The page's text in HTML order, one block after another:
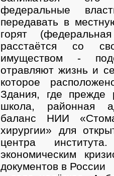
федеральные
передавать в
горят
расстаётся со
имуществом -
отравляют жизнь и
которое
Здания, где прежде
школа, районная
баланс НИИ
хирургии» для
центра
экономическим
документов в России